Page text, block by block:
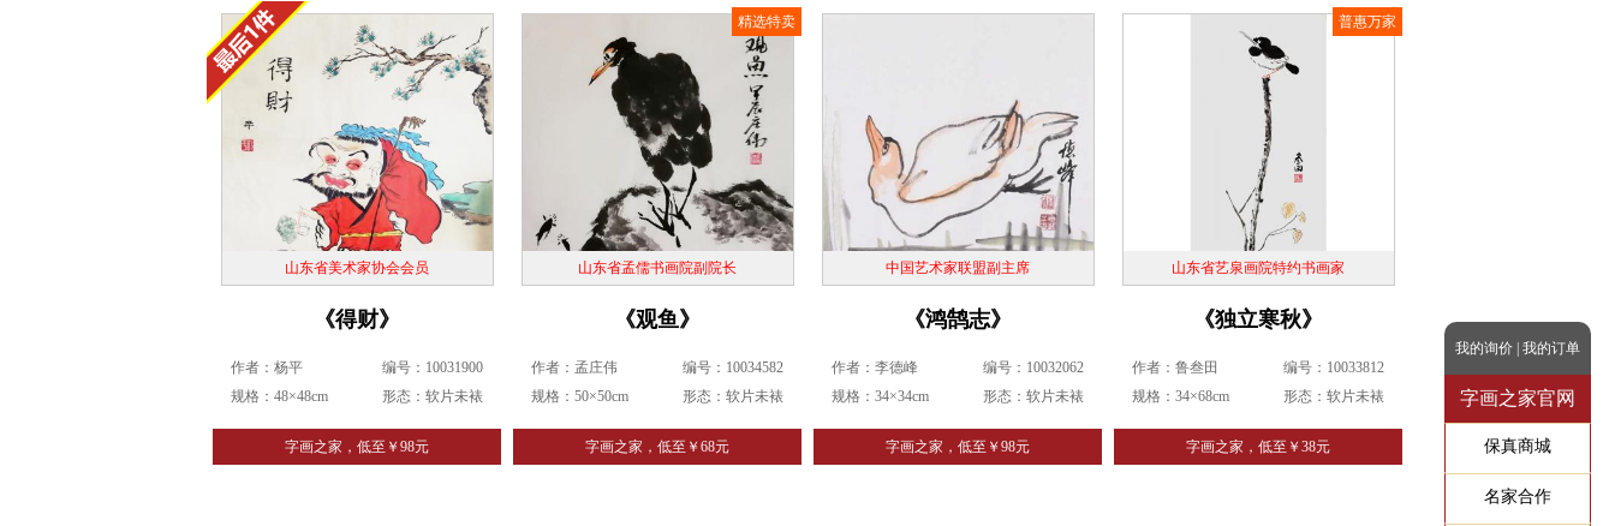
山东省美术家协会会员
《得财》
作者：杨平
规格：48×48cm
编号：10031900
形态：软片未裱
字画之家，低至￥98元
精选特卖
山东省孟儒书画院副院长
《观鱼》
作者：孟庄伟
规格：50×50cm
编号：10034582
形态：软片未裱
字画之家，低至￥68元
中国艺术家联盟副主席
《鸿鹄志》
作者：李德峰
规格：34×34cm
编号：10032062
形态：软片未裱
字画之家，低至￥98元
普惠万家
山东省艺泉画院特约书画家
《独立寒秋》
作者：鲁叁田
规格：34×68cm
编号：10033812
形态：软片未裱
字画之家，低至￥38元
我的询价 我的订单
字画之家官网
保真商城
名家合作